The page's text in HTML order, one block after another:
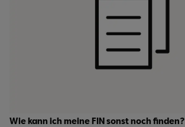
Wie kann ich meine FIN sonst noch finden?